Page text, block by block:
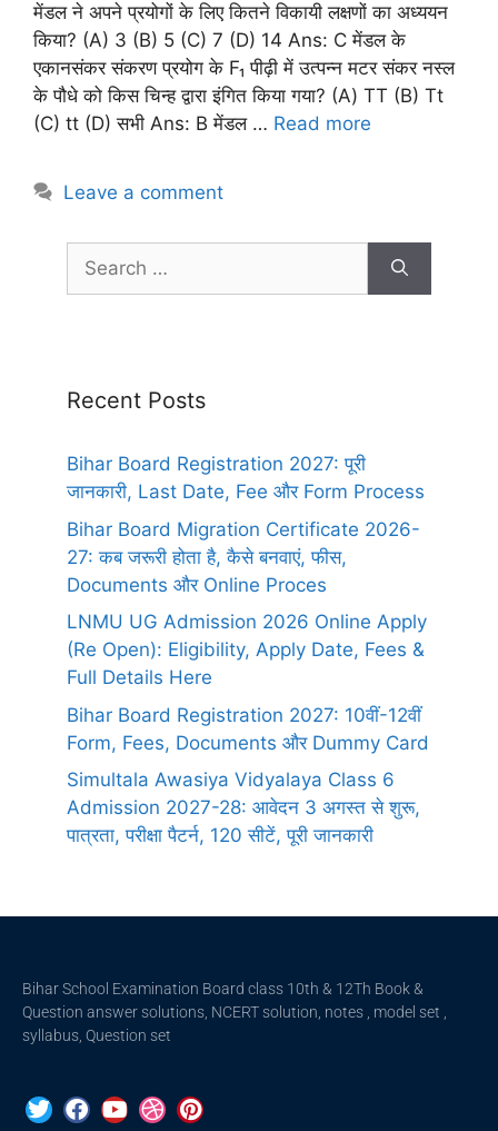
मेंडल ने अपने प्रयोगों के लिए कितने विकायी लक्षणों का अध्ययन
किया? (A) 3 (B) 5 (C) 7 (D) 14 Ans: C मेंडल के
एकानसंकर संकरण प्रयोग के F₁ पीढ़ी में उत्पन्न मटर संकर नस्ल
के पौधे को किस चिन्ह द्वारा इंगित किया गया? (A) TT (B) Tt
(C) tt (D) सभी Ans: B मेंडल … Read more
Leave a comment
Recent Posts
Bihar Board Registration 2027: पूरी
जानकारी, Last Date, Fee और Form Process
Bihar Board Migration Certificate 2026-
27: कब जरूरी होता है, कैसे बनवाएं, फीस,
Documents और Online Proces
LNMU UG Admission 2026 Online Apply
(Re Open): Eligibility, Apply Date, Fees &
Full Details Here
Bihar Board Registration 2027: 10वीं-12वीं
Form, Fees, Documents और Dummy Card
Simultala Awasiya Vidyalaya Class 6
Admission 2027-28: आवेदन 3 अगस्त से शुरू,
पात्रता, परीक्षा पैटर्न, 120 सीटें, पूरी जानकारी
Bihar School Examination Board class 10th & 12Th Book &
Question answer solutions, NCERT solution, notes , model set ,
syllabus, Question set